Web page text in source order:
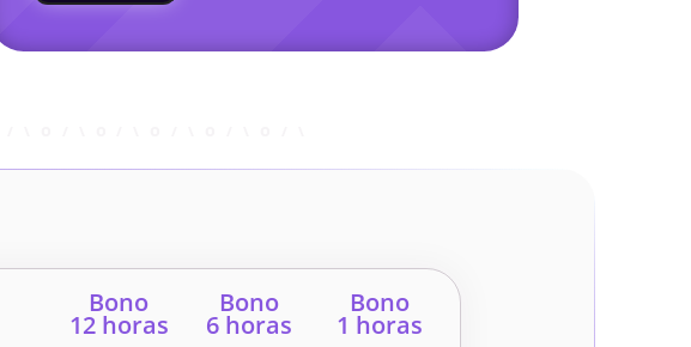
Bono
12 horas
Bono
6 horas
Bono
1 horas